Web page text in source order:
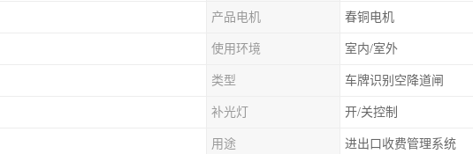
产品电机 春铜电机
使用环境 室内/室外
类型 车牌识别空降道闸
补光灯 开/关控制
用途 进出口收费管理系统